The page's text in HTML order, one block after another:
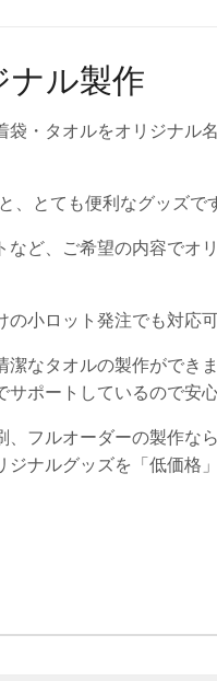
ナル製作
袋・タオルをオリジナル
、とても便利なグッズで
など、ご希望の内容でオ
小ロット発注でも対応
なタオルの製作ができま
ポートしているので安心
フルオーダーの製作な
ジナルグッズを「低価格